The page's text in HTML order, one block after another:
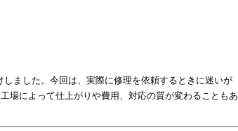
ました。今回は、実際に修理を依頼するときに迷いが
場によって仕上がりや費用、対応の質が変わることもあ